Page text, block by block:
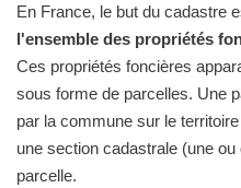
En France, le but du cadastre
l'ensemble des propriétés
Ces propriétés foncières
sous forme de parcelles. Une
par la commune sur le
une section cadastrale (une
parcelle.